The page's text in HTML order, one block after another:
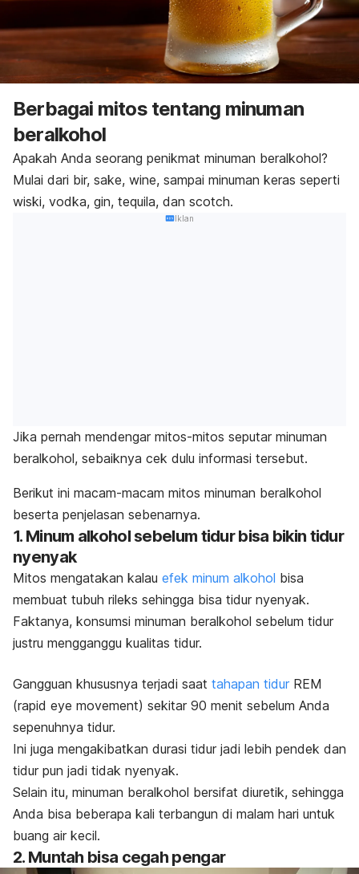
Berbagai mitos tentang minuman
beralkohol
Apakah Anda seorang penikmat minuman beralkohol?
Mulai dari bir, sake, wine, sampai minuman keras seperti
wiski, vodka, gin, tequila, dan scotch.
Iklan
Jika pernah mendengar mitos-mitos seputar minuman
beralkohol, sebaiknya cek dulu informasi tersebut.
Berikut ini macam-macam mitos minuman beralkohol
beserta penjelasan sebenarnya.
1. Minum alkohol sebelum tidur bisa bikin tidur
nyenyak
Mitos mengatakan kalau efek minum alkohol bisa
membuat tubuh rileks sehingga bisa tidur nyenyak.
Faktanya, konsumsi minuman beralkohol sebelum tidur
justru mengganggu kualitas tidur.
Gangguan khususnya terjadi saat tahapan tidur REM
(rapid eye movement) sekitar 90 menit sebelum Anda
sepenuhnya tidur.
Ini juga mengakibatkan durasi tidur jadi lebih pendek dan
tidur pun jadi tidak nyenyak.
Selain itu, minuman beralkohol bersifat diuretik, sehingga
Anda bisa beberapa kali terbangun di malam hari untuk
buang air kecil.
2. Muntah bisa cegah pengar